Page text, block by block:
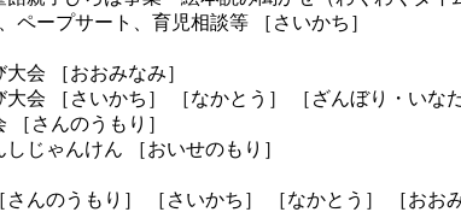
ペープサート、育児相談等 ［さいかち］
会 ［おおみなみ］
会 ［さいかち］ ［なかとう］ ［ざんぼり・いなだ
さんのうもり］
じゃんけん ［おいせのもり］
んのうもり］ ［さいかち］ ［なかとう］ ［おお